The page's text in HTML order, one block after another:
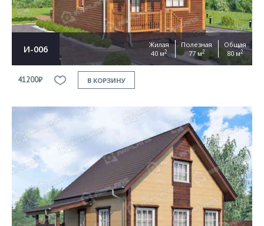
И-006
Жилая
40 м2
Полезная
77 м2
Общая
80 м2
41200₽ В КОРЗИНУ